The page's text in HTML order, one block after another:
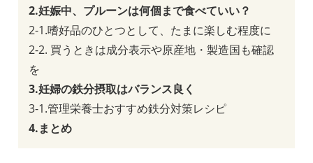
2.妊娠中、プルーンは何個まで食べていい？
2-1.嗜好品のひとつとして、たまに楽しむ程度に
2-2. 買うときは成分表示や原産地・製造国も確認
を
3.妊婦の鉄分摂取はバランス良く
3-1.管理栄養士おすすめ鉄分対策レシピ
4.まとめ